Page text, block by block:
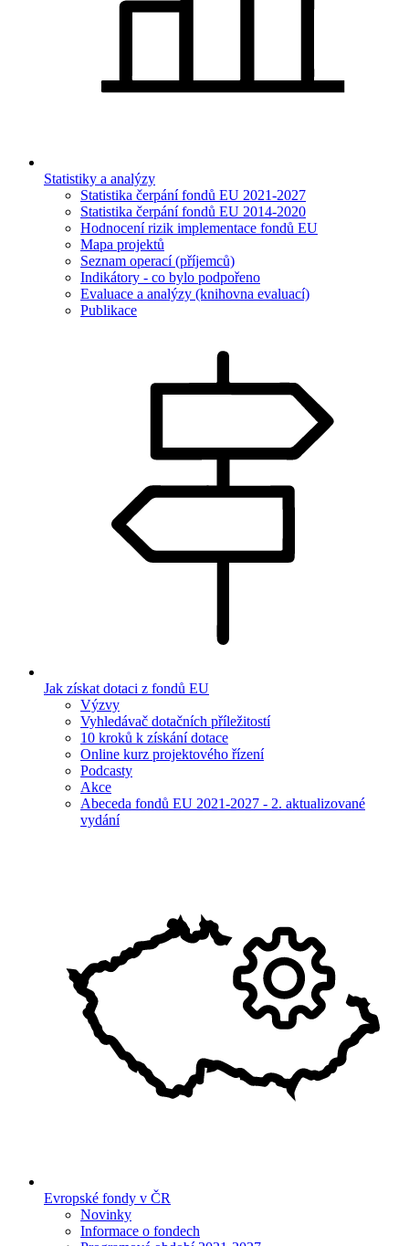
Statistiky a analýzy
Statistika čerpání fondů EU 2021-2027
Statistika čerpání fondů EU 2014-2020
Hodnocení rizik implementace fondů EU
Mapa projektů
Seznam operací (příjemců)
Indikátory - co bylo podpořeno
Evaluace a analýzy (knihovna evaluací)
Publikace
Jak získat dotaci z fondů EU
Výzvy
Vyhledávač dotačních příležitostí
10 kroků k získání dotace
Online kurz projektového řízení
Podcasty
Akce
Abeceda fondů EU 2021-2027 - 2. aktualizované
vydání
Evropské fondy v ČR
Novinky
Informace o fondech